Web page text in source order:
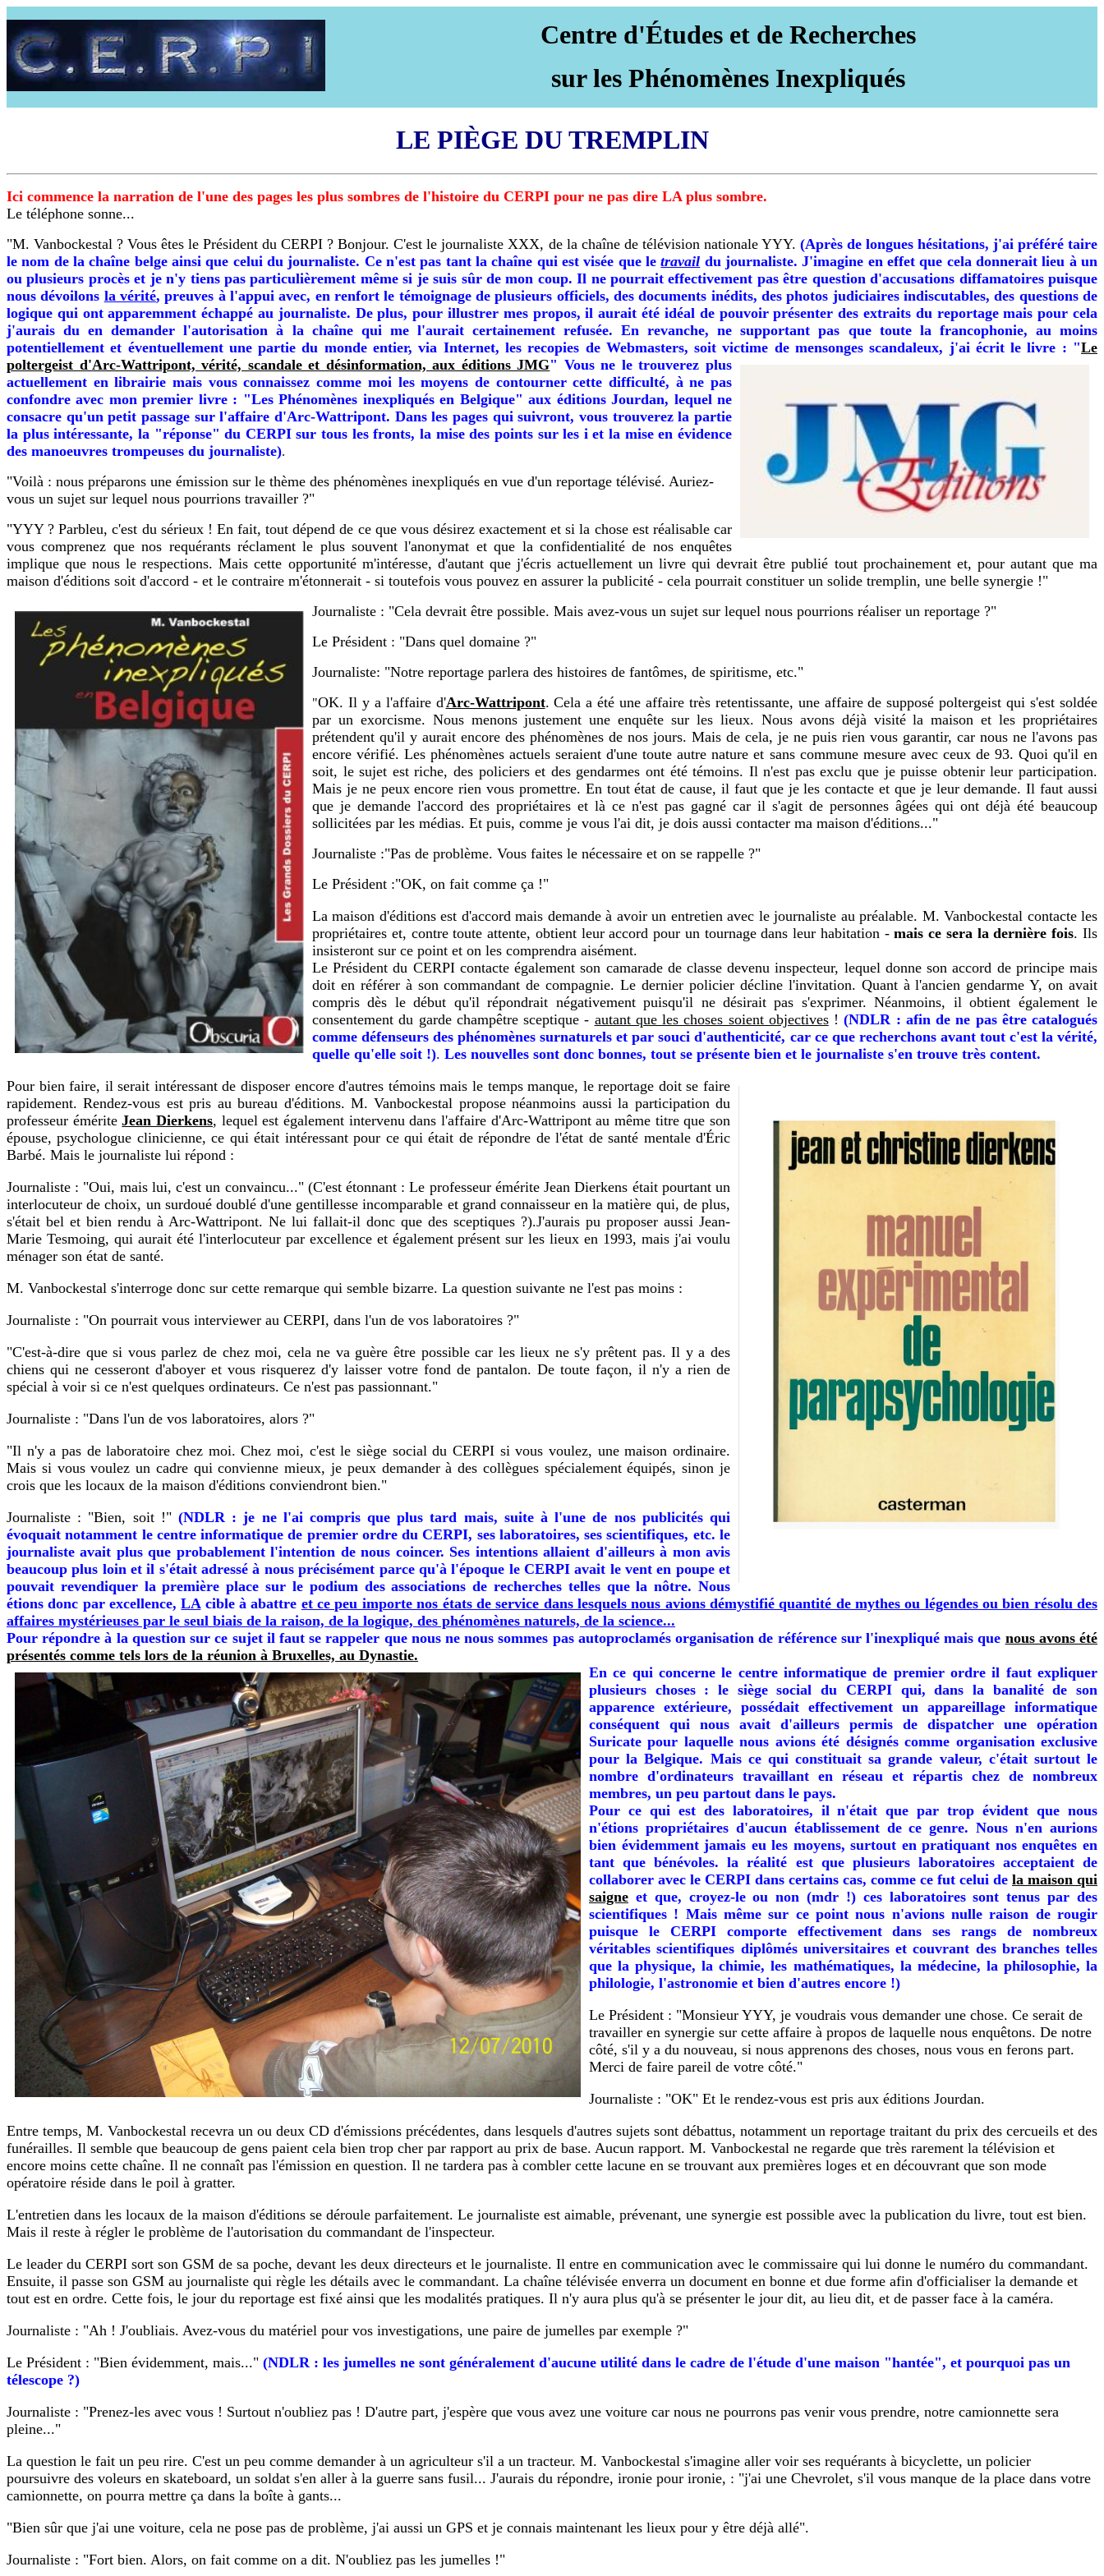
Centre d'Études et de Recherches
sur les Phénomènes Inexpliqués
LE PIÈGE DU TREMPLIN
Ici commence la narration de l'une des pages les plus sombres de l'histoire du CERPI pour ne pas dire LA plus sombre.
Le téléphone sonne...
"M. Vanbockestal ? Vous êtes le Président du CERPI ? Bonjour. C'est le journaliste XXX, de la chaîne de télévision nationale YYY. (Après de longues hésitations, j'ai préféré taire
le nom de la chaîne belge ainsi que celui du journaliste. Ce n'est pas tant la chaîne qui est visée que letravail du journaliste. J'imagine en effet que cela donnerait lieu à un
ou plusieurs procès et je n'y tiens pas particulièrement même si je suis sûr de mon coup. Il ne pourrait effectivement pas être question d'accusations diffamatoires puisque
nous dévoilons la vérité, preuves à l'appui avec, en renfort le témoignage de plusieurs officiels, des documents inédits, des photos judiciaires indiscutables, des questions de
logique qui ont apparemment échappé au journaliste. De plus, pour illustrer mes propos, il aurait été idéal de pouvoir présenter des extraits du reportage mais pour cela
j'aurais du en demander l'autorisation à la chaîne qui me l'aurait certainement refusée. En revanche, ne supportant pas que toute la francophonie, au moins
potentiellement et éventuellement une partie du monde entier, via Internet, les recopies de Webmasters, soit victime de mensonges scandaleux, j'ai écrit le livre : "Le
poltergeist d'Arc-Wattripont, vérité, scandale et désinformation, aux éditions JMG" Vous ne le trouverez plus
actuellement en librairie mais vous connaissez comme moi les moyens de contourner cette difficulté, à ne pas
confondre avec mon premier livre : "Les Phénomènes inexpliqués en Belgique" aux éditions Jourdan, lequel ne
consacre qu'un petit passage sur l'affaire d'Arc-Wattripont. Dans les pages qui suivront, vous trouverez la partie
la plus intéressante, la "réponse" du CERPI sur tous les fronts, la mise des points sur les i et la mise en évidence
des manoeuvres trompeuses du journaliste).
"Voilà : nous préparons une émission sur le thème des phénomènes inexpliqués en vue d'un reportage télévisé. Auriez-
vous un sujet sur lequel nous pourrions travailler ?"
"YYY ? Parbleu, c'est du sérieux ! En fait, tout dépend de ce que vous désirez exactement et si la chose est réalisable car
vous comprenez que nos requérants réclament le plus souvent l'anonymat et que la confidentialité de nos enquêtes
implique que nous le respections. Mais cette opportunité m'intéresse, d'autant que j'écris actuellement un livre qui devrait être publié tout prochainement et, pour autant que ma
maison d'éditions soit d'accord - et le contraire m'étonnerait - si toutefois vous pouvez en assurer la publicité - cela pourrait constituer un solide tremplin, une belle synergie !"
Journaliste : "Cela devrait être possible. Mais avez-vous un sujet sur lequel nous pourrions réaliser un reportage ?"
Le Président : "Dans quel domaine ?"
Journaliste: "Notre reportage parlera des histoires de fantômes, de spiritisme, etc."
"OK. Il y a l'affaire d'Arc-Wattripont. Cela a été une affaire très retentissante, une affaire de supposé poltergeist qui s'est soldée
par un exorcisme. Nous menons justement une enquête sur les lieux. Nous avons déjà visité la maison et les propriétaires
prétendent qu'il y aurait encore des phénomènes de nos jours. Mais de cela, je ne puis rien vous garantir, car nous ne l'avons pas
encore vérifié. Les phénomènes actuels seraient d'une toute autre nature et sans commune mesure avec ceux de 93. Quoi qu'il en
soit, le sujet est riche, des policiers et des gendarmes ont été témoins. Il n'est pas exclu que je puisse obtenir leur participation.
Mais je ne peux encore rien vous promettre. En tout état de cause, il faut que je les contacte et que je leur demande. Il faut aussi
que je demande l'accord des propriétaires et là ce n'est pas gagné car il s'agit de personnes âgées qui ont déjà été beaucoup
sollicitées par les médias. Et puis, comme je vous l'ai dit, je dois aussi contacter ma maison d'éditions..."
Journaliste :"Pas de problème. Vous faites le nécessaire et on se rappelle ?"
Le Président :"OK, on fait comme ça !"
La maison d'éditions est d'accord mais demande à avoir un entretien avec le journaliste au préalable. M. Vanbockestal contacte les
propriétaires et, contre toute attente, obtient leur accord pour un tournage dans leur habitation -mais ce sera la dernière fois. Ils
insisteront sur ce point et on les comprendra aisément.
Le Président du CERPI contacte également son camarade de classe devenu inspecteur, lequel donne son accord de principe mais
doit en référer à son commandant de compagnie. Le dernier policier décline l'invitation. Quant à l'ancien gendarme Y, on avait
compris dès le début qu'il répondrait négativement puisqu'il ne désirait pas s'exprimer. Néanmoins, il obtient également le
consentement du garde champêtre sceptique - autant que les choses soient objectives!(NDLR : afin de ne pas être catalogués
comme défenseurs des phénomènes surnaturels et par souci d'authenticité, car ce que recherchons avant tout c'est la vérité,
quelle qu'elle soit !). Les nouvelles sont donc bonnes, tout se présente bien et le journaliste s'en trouve très content.
Pour bien faire, il serait intéressant de disposer encore d'autres témoins mais le temps manque, le reportage doit se faire
rapidement. Rendez-vous est pris au bureau d'éditions. M. Vanbockestal propose néanmoins aussi la participation du
professeur émériteJean Dierkens, lequel est également intervenu dans l'affaire d'Arc-Wattripont au même titre que son
épouse, psychologue clinicienne, ce qui était intéressant pour ce qui était de répondre de l'état de santé mentale d'Éric
Barbé. Mais le journaliste lui répond :
Journaliste : "Oui, mais lui, c'est un convaincu..." (C'est étonnant : Le professeur émérite Jean Dierkens était pourtant un
interlocuteur de choix, un surdoué doublé d'une gentillesse incomparable et grand connaisseur en la matière qui, de plus,
s'était bel et bien rendu à Arc-Wattripont. Ne lui fallait-il donc que des sceptiques ?).J'aurais pu proposer aussi Jean-
Marie Tesmoing, qui aurait été l'interlocuteur par excellence et également présent sur les lieux en 1993, mais j'ai voulu
ménager son état de santé.
M. Vanbockestal s'interroge donc sur cette remarque qui semble bizarre. La question suivante ne l'est pas moins :
Journaliste : "On pourrait vous interviewer au CERPI, dans l'un de vos laboratoires ?"
"C'est-à-dire que si vous parlez de chez moi, cela ne va guère être possible car les lieux ne s'y prêtent pas. Il y a des
chiens qui ne cesseront d'aboyer et vous risquerez d'y laisser votre fond de pantalon. De toute façon, il n'y a rien de
spécial à voir si ce n'est quelques ordinateurs. Ce n'est pas passionnant."
Journaliste : "Dans l'un de vos laboratoires, alors ?"
"Il n'y a pas de laboratoire chez moi. Chez moi, c'est le siège social du CERPI si vous voulez, une maison ordinaire.
Mais si vous voulez un cadre qui convienne mieux, je peux demander à des collègues spécialement équipés, sinon je
crois que les locaux de la maison d'éditions conviendront bien."
Journaliste : "Bien, soit !" (NDLR : je ne l'ai compris que plus tard mais, suite à l'une de nos publicités qui
évoquait notamment le centre informatique de premier ordre du CERPI, ses laboratoires, ses scientifiques, etc. le
journaliste avait plus que probablement l'intention de nous coincer. Ses intentions allaient d'ailleurs à mon avis
beaucoup plus loin et il s'était adressé à nous précisément parce qu'à l'époque le CERPI avait le vent en poupe et
pouvait revendiquer la première place sur le podium des associations de recherches telles que la nôtre. Nous
étions donc par excellence,LA cible à abattre et ce peu importe nos états de service dans lesquels nous avions démystifié quantité de mythes ou légendes ou bien résolu des
affaires mystérieuses par le seul biais de la raison, de la logique, des phénomènes naturels, de la science...
Pour répondre à la question sur ce sujet il faut se rappeler que nous ne nous sommes pas autoproclamés organisation de référence sur l'inexpliqué mais que nous avons été
présentés comme tels lors de la réunion à Bruxelles, au Dynastie.
En ce qui concerne le centre informatique de premier ordre il faut expliquer
plusieurs choses : le siège social du CERPI qui, dans la banalité de son
apparence extérieure, possédait effectivement un appareillage informatique
conséquent qui nous avait d'ailleurs permis de dispatcher une opération
Suricate pour laquelle nous avions été désignés comme organisation exclusive
pour la Belgique. Mais ce qui constituait sa grande valeur, c'était surtout le
nombre d'ordinateurs travaillant en réseau et répartis chez de nombreux
membres, un peu partout dans le pays.
Pour ce qui est des laboratoires, il n'était que par trop évident que nous
n'étions propriétaires d'aucun établissement de ce genre. Nous n'en aurions
bien évidemment jamais eu les moyens, surtout en pratiquant nos enquêtes en
tant que bénévoles. la réalité est que plusieurs laboratoires acceptaient de
collaborer avec le CERPI dans certains cas, comme ce fut celui de la maison qui
saigne et que, croyez-le ou non (mdr !) ces laboratoires sont tenus par des
scientifiques ! Mais même sur ce point nous n'avions nulle raison de rougir
puisque le CERPI comporte effectivement dans ses rangs de nombreux
véritables scientifiques diplômés universitaires et couvrant des branches telles
que la physique, la chimie, les mathématiques, la médecine, la philosophie, la
philologie, l'astronomie et bien d'autres encore !)
Le Président : "Monsieur YYY, je voudrais vous demander une chose. Ce serait de
travailler en synergie sur cette affaire à propos de laquelle nous enquêtons. De notre
côté, s'il y a du nouveau, si nous apprenons des choses, nous vous en ferons part.
Merci de faire pareil de votre côté."
Journaliste : "OK" Et le rendez-vous est pris aux éditions Jourdan.
Entre temps, M. Vanbockestal recevra un ou deux CD d'émissions précédentes, dans lesquels d'autres sujets sont débattus, notamment un reportage traitant du prix des cercueils et des
funérailles. Il semble que beaucoup de gens paient cela bien trop cher par rapport au prix de base. Aucun rapport. M. Vanbockestal ne regarde que très rarement la télévision et
encore moins cette chaîne. Il ne connaît pas l'émission en question. Il ne tardera pas à combler cette lacune en se trouvant aux premières loges et en découvrant que son mode
opératoire réside dans le poil à gratter.
L'entretien dans les locaux de la maison d'éditions se déroule parfaitement. Le journaliste est aimable, prévenant, une synergie est possible avec la publication du livre, tout est bien.
Mais il reste à régler le problème de l'autorisation du commandant de l'inspecteur.
Le leader du CERPI sort son GSM de sa poche, devant les deux directeurs et le journaliste. Il entre en communication avec le commissaire qui lui donne le numéro du commandant.
Ensuite, il passe son GSM au journaliste qui règle les détails avec le commandant. La chaîne télévisée enverra un document en bonne et due forme afin d'officialiser la demande et
tout est en ordre. Cette fois, le jour du reportage est fixé ainsi que les modalités pratiques. Il n'y aura plus qu'à se présenter le jour dit, au lieu dit, et de passer face à la caméra.
Journaliste : "Ah ! J'oubliais. Avez-vous du matériel pour vos investigations, une paire de jumelles par exemple ?"
Le Président : "Bien évidemment, mais..." (NDLR : les jumelles ne sont généralement d'aucune utilité dans le cadre de l'étude d'une maison "hantée", et pourquoi pas un
télescope ?)
Journaliste : "Prenez-les avec vous ! Surtout n'oubliez pas ! D'autre part, j'espère que vous avez une voiture car nous ne pourrons pas venir vous prendre, notre camionnette sera
pleine..."
La question le fait un peu rire. C'est un peu comme demander à un agriculteur s'il a un tracteur. M. Vanbockestal s'imagine aller voir ses requérants à bicyclette, un policier
poursuivre des voleurs en skateboard, un soldat s'en aller à la guerre sans fusil... J'aurais du répondre, ironie pour ironie, : "j'ai une Chevrolet, s'il vous manque de la place dans votre
camionnette, on pourra mettre ça dans la boîte à gants...
"Bien sûr que j'ai une voiture, cela ne pose pas de problème, j'ai aussi un GPS et je connais maintenant les lieux pour y être déjà allé".
Journaliste : "Fort bien. Alors, on fait comme on a dit. N'oubliez pas les jumelles !"